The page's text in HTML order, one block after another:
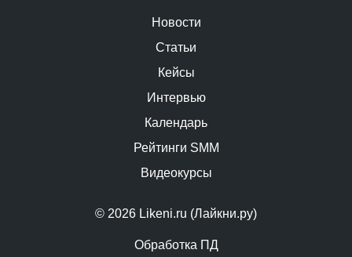
© 2026 Likeni.ru (Лайкни.ру)
Обработка ПД
Новости
Статьи
Кейсы
Интервью
Календарь
Рейтинги SMM
Видеокурсы